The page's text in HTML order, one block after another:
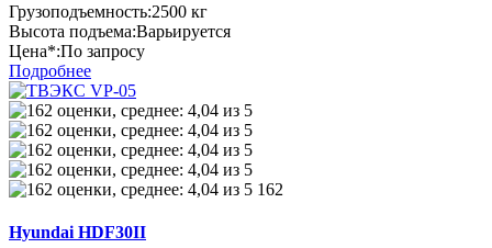
Грузоподъемность:2500 кг
Высота подъема:Варьируется
Цена*:По запросу
Подробнее
162
Hyundai HDF30II